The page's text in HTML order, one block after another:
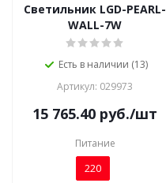
Светильник LGD-PEARL-
WALL-7W
Есть в наличии (13)
Артикул: 029973
15 765.40 руб./шт
Питание
220